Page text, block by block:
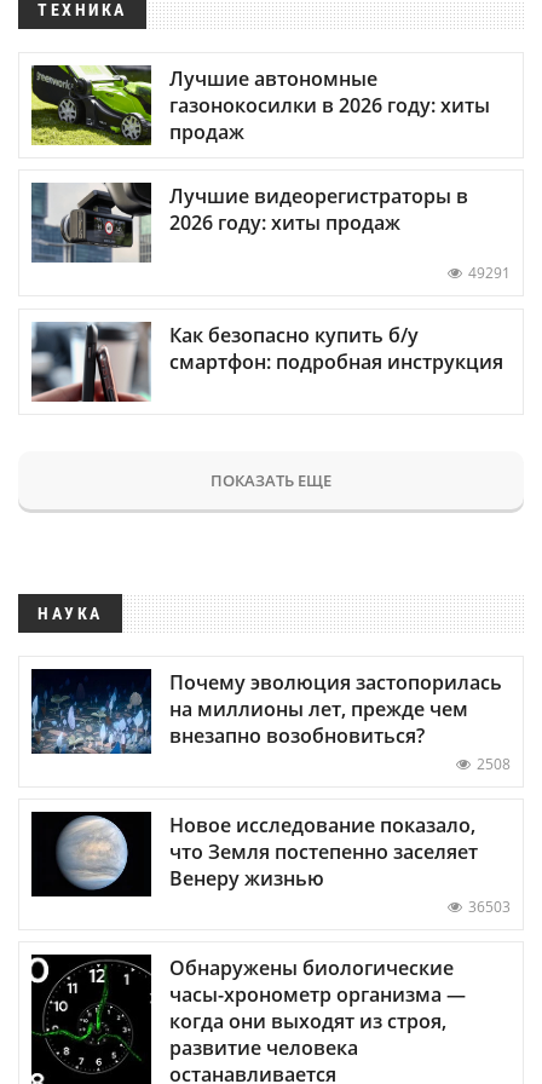
ТЕХНИКА
Лучшие автономные
газонокосилки в 2026 году: хиты
продаж
Лучшие видеорегистраторы в
2026 году: хиты продаж
49291
Как безопасно купить б/у
смартфон: подробная инструкция
ПОКАЗАТЬ ЕЩЕ
НАУКА
Почему эволюция застопорилась
на миллионы лет, прежде чем
внезапно возобновиться?
2508
Новое исследование показало,
что Земля постепенно заселяет
Венеру жизнью
36503
Обнаружены биологические
часы-хронометр организма —
когда они выходят из строя,
развитие человека
останавливается